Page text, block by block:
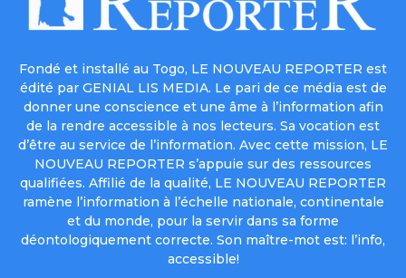
Fondé et installé au Togo, LE NOUVEAU REPORTER est
édité par GENIAL LIS MEDIA. Le pari de ce média est de
donner une conscience et une âme à l’information afin
de la rendre accessible à nos lecteurs. Sa vocation est
d’être au service de l’information. Avec cette mission, LE
NOUVEAU REPORTER s’appuie sur des ressources
qualifiées. Affilié de la qualité, LE NOUVEAU REPORTER
ramène l’information à l’échelle nationale, continentale
et du monde, pour la servir dans sa forme
déontologiquement correcte. Son maître-mot est: l’info,
accessible!